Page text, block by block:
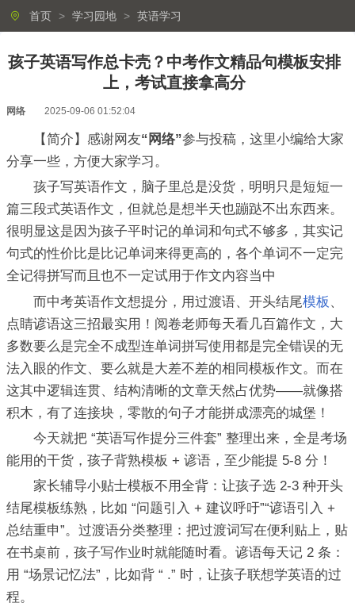
首页 > 学习园地 > 英语学习
孩子英语写作总卡壳？中考作文精品句模板安排
上，考试直接拿高分
网络 2025-09-06 01:52:04
【简介】感谢网友“网络”参与投稿，这里小编给大家
分享一些，方便大家学习。
孩子写英语作文，脑子里总是没货，明明只是短短一
篇三段式英语作文，但就总是想半天也蹦跶不出东西来。
很明显这是因为孩子平时记的单词和句式不够多，其实记
句式的性价比是比记单词来得更高的，各个单词不一定完
全记得拼写而且也不一定试用于作文内容当中
而中考英语作文想提分，用过渡语、开头结尾模板 、
点睛谚语这三招最实用！阅卷老师每天看几百篇作文，大
多数要么是完全不成型连单词拼写使用都是完全错误的无
法入眼的作文、要么就是大差不差的相同模板作文。而在
这其中逻辑连贯、结构清晰的文章天然占优势——就像搭
积木，有了连接块，零散的句子才能拼成漂亮的城堡！
今天就把 “英语写作提分三件套” 整理出来，全是考场
能用的干货，孩子背熟模板 + 谚语，至少能提 5-8 分！
家长辅导小贴士模板不用全背：让孩子选 2-3 种开头
结尾模板练熟，比如 “问题引入 + 建议呼吁”“谚语引入 +
总结重申”。过渡语分类整理：把过渡词写在便利贴上，贴
在书桌前，孩子写作业时就能随时看。谚语每天记 2 条：
用 “场景记忆法”，比如背 “ .” 时，让孩子联想学英语的过
程。